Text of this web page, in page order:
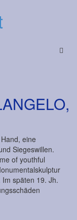
Menu
eine
Siegeswillen.
of youthful
späten 19. Jh.